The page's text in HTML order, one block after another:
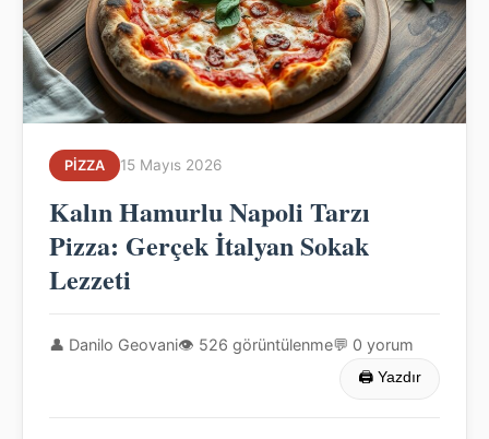
PIZZA 15 Mayıs 2026
Kalın Hamurlu Napoli Tarzı
Pizza: Gerçek İtalyan Sokak
Lezzeti
👤 Danilo Geovani👁 526 görüntülenme💬 0 yorum
🖨 Yazdır